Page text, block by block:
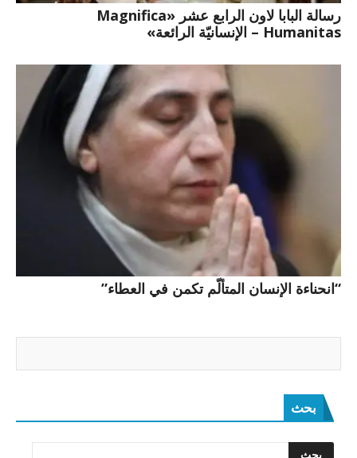
رسالة البابا لاون الرابع عشر «Magnifica
Humanitas – الإنسانيّة الرائعة»
“انحناءة الإنسان المتألّم تكمن في العطاء”
بحث